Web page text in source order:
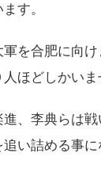
す。
を合肥に向
ほどしかいま
進、李典らは
い詰める事に